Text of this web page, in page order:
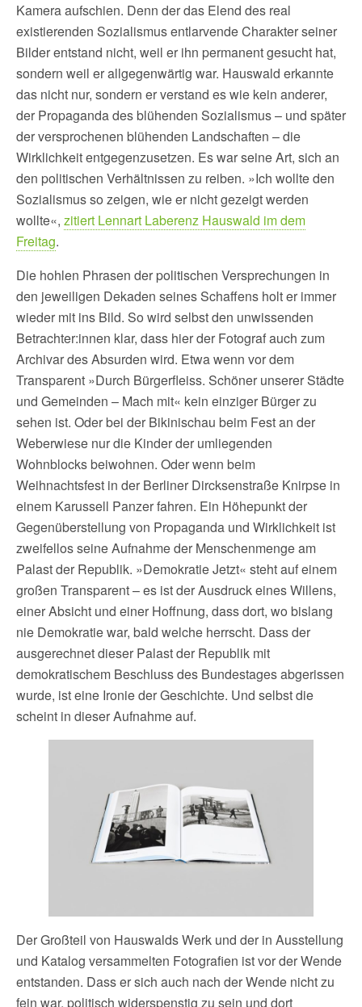
Kamera aufschien. Denn der das Elend des real
existierenden Sozialismus entlarvende Charakter seiner
Bilder entstand nicht, weil er ihn permanent gesucht hat,
sondern weil er allgegenwärtig war. Hauswald erkannte
das nicht nur, sondern er verstand es wie kein anderer,
der Propaganda des blühenden Sozialismus – und später
der versprochenen blühenden Landschaften – die
Wirklichkeit entgegenzusetzen. Es war seine Art, sich an
den politischen Verhältnissen zu reiben. »Ich wollte den
Sozialismus so zeigen, wie er nicht gezeigt werden
wollte«, zitiert Lennart Laberenz Hauswald im dem
Freitag.
Die hohlen Phrasen der politischen Versprechungen in
den jeweiligen Dekaden seines Schaffens holt er immer
wieder mit ins Bild. So wird selbst den unwissenden
Betrachter:innen klar, dass hier der Fotograf auch zum
Archivar des Absurden wird. Etwa wenn vor dem
Transparent »Durch Bürgerfleiss. Schöner unserer Städte
und Gemeinden – Mach mit« kein einziger Bürger zu
sehen ist. Oder bei der Bikinischau beim Fest an der
Weberwiese nur die Kinder der umliegenden
Wohnblocks beiwohnen. Oder wenn beim
Weihnachtsfest in der Berliner Dircksenstraße Knirpse in
einem Karussell Panzer fahren. Ein Höhepunkt der
Gegenüberstellung von Propaganda und Wirklichkeit ist
zweifellos seine Aufnahme der Menschenmenge am
Palast der Republik. »Demokratie Jetzt« steht auf einem
großen Transparent – es ist der Ausdruck eines Willens,
einer Absicht und einer Hoffnung, dass dort, wo bislang
nie Demokratie war, bald welche herrscht. Dass der
ausgerechnet dieser Palast der Republik mit
demokratischem Beschluss des Bundestages abgerissen
wurde, ist eine Ironie der Geschichte. Und selbst die
scheint in dieser Aufnahme auf.
Der Großteil von Hauswalds Werk und der in Ausstellung
und Katalog versammelten Fotografien ist vor der Wende
entstanden. Dass er sich auch nach der Wende nicht zu
fein war, politisch widerspenstig zu sein und dort